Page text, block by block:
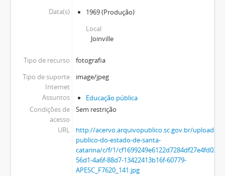
Data(s)
1969(Produção)
Local
Joinville
Tipo de recurso
fotografia
Tipo de suporte
Internet
image/jpeg
Assuntos
Educação pública
Condições de
acesso
Sem restrição
URL
http://acervo.arquivopublico.sc.gov.br/uploads/
publico-do-estado-de-santa-
catarina/c/f/1/
56d1-4a6f-88d7-13422413b16f-60779-
APESC_F7620_141.jpg